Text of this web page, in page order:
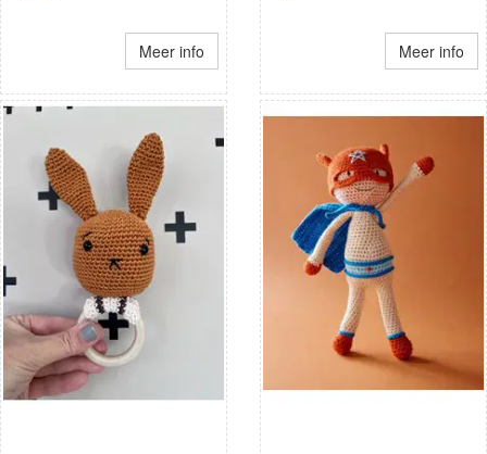
Meer info Meer info